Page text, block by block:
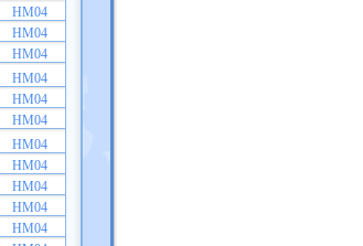
HM04
HM04
HM04
HM04
HM04
HM04
HM04
HM04
HM04
HM04
HM04